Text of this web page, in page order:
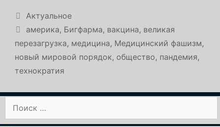
Рубрики
Актуальное
Метки
америка, Бигфарма, вакцина, великая
перезагрузка, медицина, Медицинский фашизм,
новый мировой порядок, общество, пандемия,
технократия